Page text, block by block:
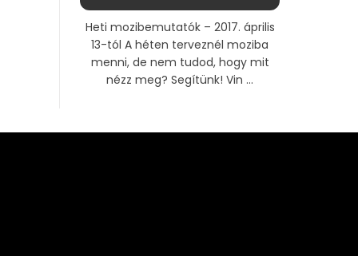
Heti mozibemutatók – 2017. április
13-tól A héten terveznél moziba
menni, de nem tudod, hogy mit
nézz meg? Segítünk! Vin ...